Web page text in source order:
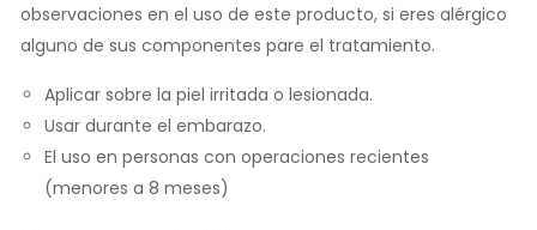
observaciones en el uso de este producto, si eres alérgico
alguno de sus componentes pare el tratamiento.
Aplicar sobre la piel irritada o lesionada.
Usar durante el embarazo.
El uso en personas con operaciones recientes
(menores a 8 meses)